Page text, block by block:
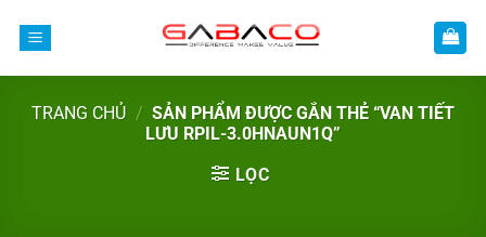
TRANG CHỦ / SẢN PHẨM ĐƯỢC GẮN THẺ “VAN TIẾT
LƯU RPIL-3.0HNAUN1Q”
LỌC